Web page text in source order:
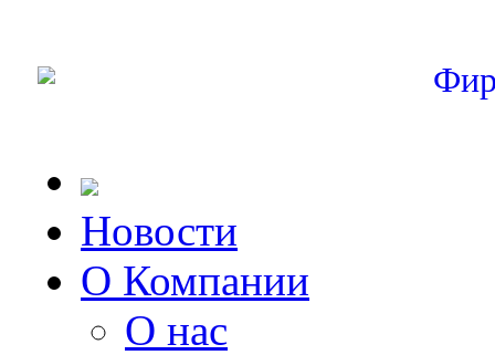
Новости
О Компании
О нас